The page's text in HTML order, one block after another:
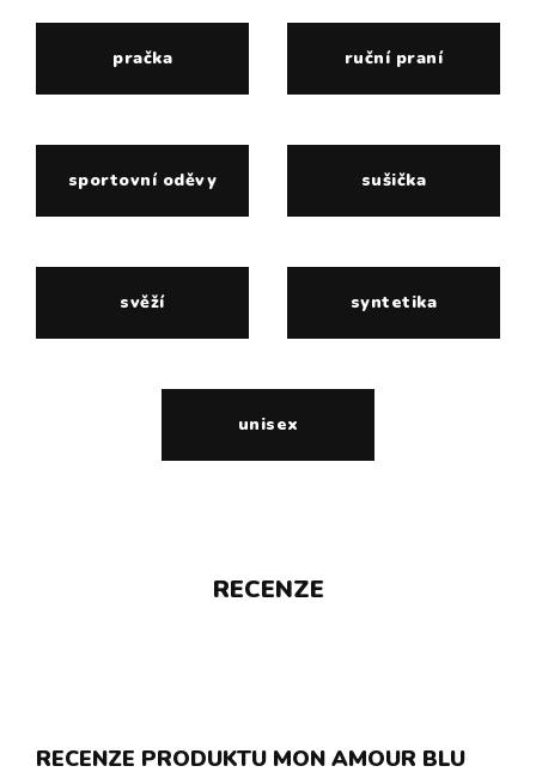
pračka ruční praní
sportovní oděvy sušička
svěží syntetika
unisex
RECENZE
RECENZE PRODUKTU MON AMOUR BLU